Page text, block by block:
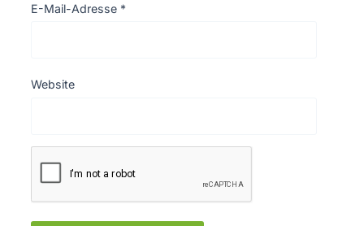
E-Mail-Adresse *
Website